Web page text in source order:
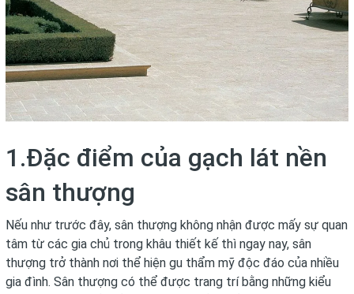
1.Đặc điểm của gạch lát nền
sân thượng
Nếu như trước đây, sân thượng không nhận được mấy sự quan
tâm từ các gia chủ trong khâu thiết kế thì ngay nay, sân
thượng trở thành nơi thể hiện gu thẩm mỹ độc đáo của nhiều
gia đình. Sân thượng có thể được trang trí bằng những kiểu